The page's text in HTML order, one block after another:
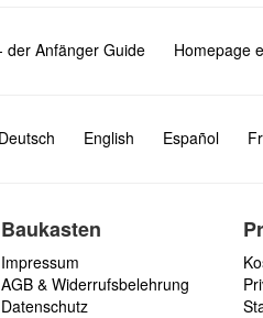
der Anfänger Guide Homepage
Deutsch English Español
Baukasten
Impressum
AGB & Widerrufsbelehrung
Datenschutz